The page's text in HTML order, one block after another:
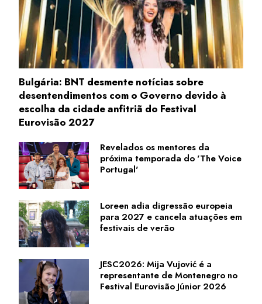
Bulgária: BNT desmente notícias sobre
desentendimentos com o Governo devido à
escolha da cidade anfitriã do Festival
Eurovisão 2027
Revelados os mentores da
próxima temporada do 'The Voice
Portugal'
Loreen adia digressão europeia
para 2027 e cancela atuações em
festivais de verão
JESC2026: Mija Vujović é a
representante de Montenegro no
Festival Eurovisão Júnior 2026